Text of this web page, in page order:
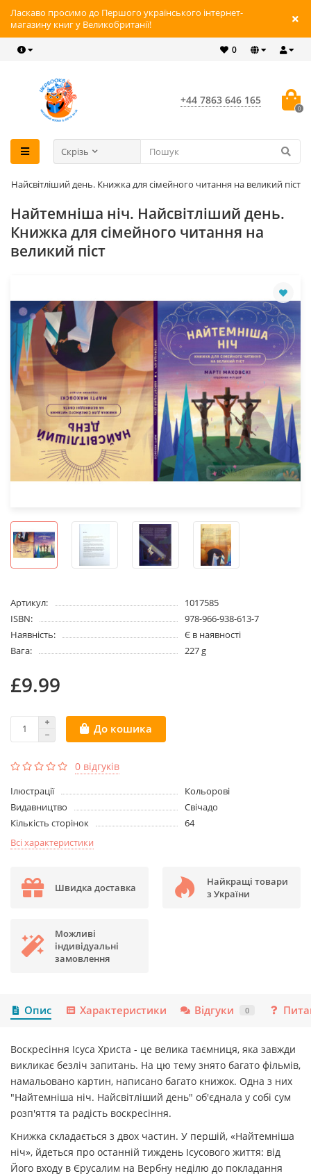
Ласкаво просимо до Першого українського інтернет-
магазину книг у Великобританії!
0
+44 7863 646 165
0
Скрізь
Найсвітліший день. Книжка для сімейного читання на великий піст
Найтемніша ніч. Найсвітліший день.
Книжка для сімейного читання на
великий піст
Артикул:
1017585
ISBN:
978-966-938-613-7
Наявність:
Є в наявності
Вага:
227 g
£9.99
До кошика
0 відгуків
Ілюстрації
Кольорові
Видавництво
Свічадо
Кількість сторінок
64
Всі характеристики
Швидка доставка
Найкращі товари
з України
Можливі
індивідуальні
замовлення
Опис Характеристики Відгуки 0
Воскресіння Ісуса Христа - це велика таємниця, яка завжди
викликає безліч запитань. На цю тему знято багато фільмів,
намальовано картин, написано багато книжок. Одна з них
"Найтемніша ніч. Найсвітліший день" об'єднала у собі сум
розп'яття та радість воскресіння.
Книжка складається з двох частин. У першій, «Найтемніша
ніч», йдеться про останній тиждень Ісусового життя: від
Його входу в Єрусалим на Вербну неділю до покладання